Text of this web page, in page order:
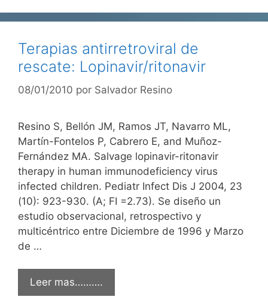
Terapias antirretroviral de
rescate: Lopinavir/ritonavir
08/01/2010 por Salvador Resino
Resino S, Bellón JM, Ramos JT, Navarro ML,
Martín-Fontelos P, Cabrero E, and Muñoz-
Fernández MA. Salvage lopinavir-ritonavir
therapy in human immunodeficiency virus
infected children. Pediatr Infect Dis J 2004, 23
(10): 923-930. (A; FI =2.73). Se diseño un
estudio observacional, retrospectivo y
multicéntrico entre Diciembre de 1996 y Marzo
de …
Leer mas……….